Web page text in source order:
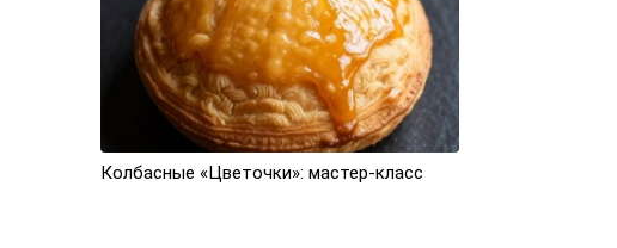
Колбасные «Цветочки»: мастер-класс